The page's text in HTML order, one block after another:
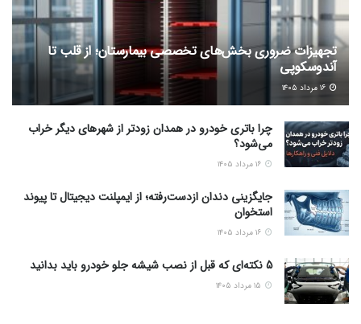
تجهیزات ضروری بخش‌های تخصصی بیمارستان؛ از قلب تا
آندوسکوپی
چرا باتری خودرو در همدان زودتر از شهرهای دیگر خراب
می‌شود؟
جایگزینی دندان ازدست‌رفته؛ از ایمپلنت دیجیتال تا پیوند
استخوان
5 نکته‌ای که قبل از نصب شیشه جلو خودرو باید بدانید